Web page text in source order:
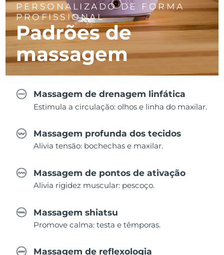
PERSONALIZADO DE FORMA
PROFISSIONAL
Padrões de
massagem
Massagem de drenagem linfática
Estimula a circulação: olhos e linha do maxilar.
Massagem profunda dos tecidos
Alivia tensão: bochechas e maxilar.
Massagem de pontos de ativação
Alivia rigidez muscular: pescoço.
Massagem shiatsu
Promove calma: testa e têmporas.
Massagem de reflexologia